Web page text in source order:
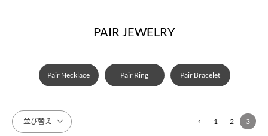
PAIR JEWELRY
Pair Necklace Pair Ring Pair Bracelet
並び替え 1 2 3